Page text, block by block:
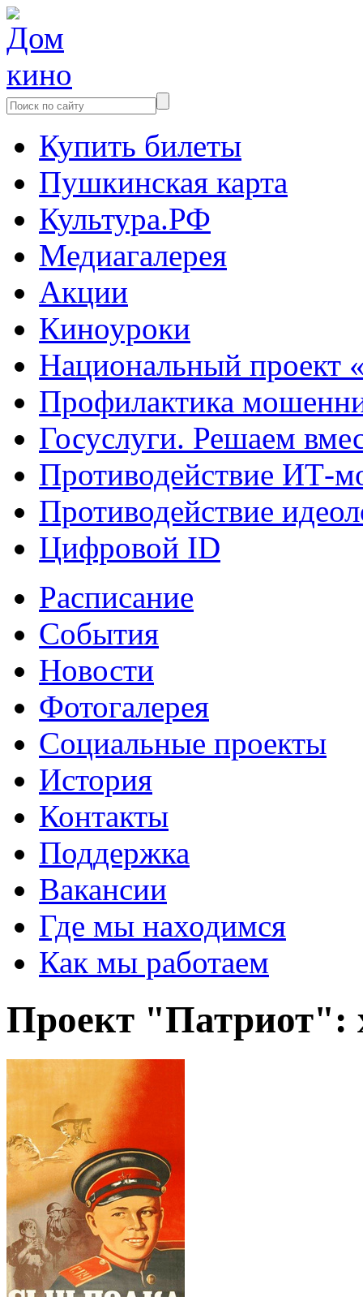
Купить билеты
Пушкинская карта
Культура.РФ
Медиагалерея
Акции
Киноуроки
Национальный проект
Профилактика
Госуслуги. Решаем
Противодействие ИТ-
Противодействие
Цифровой ID
Расписание
События
Новости
Фотогалерея
Социальные проекты
История
Контакты
Поддержка
Вакансии
Где мы находимся
Как мы работаем
Проект